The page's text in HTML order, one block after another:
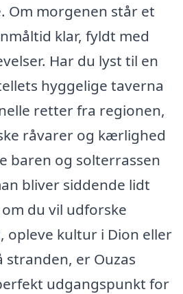
Om morgenen står et
klar, fyldt med
Har du lyst til en
hyggelige taverna
retter fra regionen,
råvarer og kærlighed
baren og solterrassen
bliver siddende lidt
du vil udforske
opleve kultur i Dion eller
stranden, er Ouzas
udgangspunkt for